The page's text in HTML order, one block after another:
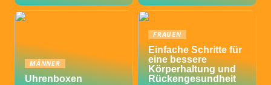
MÄNNER
Uhrenboxen
FRAUEN
Einfache Schritte für
eine bessere
Körperhaltung und
Rückengesundheit